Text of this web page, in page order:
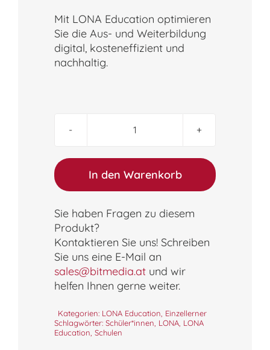
Mit LONA Education optimieren
Sie die Aus- und Weiterbildung
digital, kosteneffizient und
nachhaltig.
Package
–
LONA
Menge
In den Warenkorb
Sie haben Fragen zu diesem
Produkt?
Kontaktieren Sie uns! Schreiben
Sie uns eine E-Mail an
sales@bitmedia.atund wir
helfen Ihnen gerne weiter.
Kategorien: LONA Education Einzellerner
Schlagwörter: Schüler*innen LONA, LONA
Education Schulen